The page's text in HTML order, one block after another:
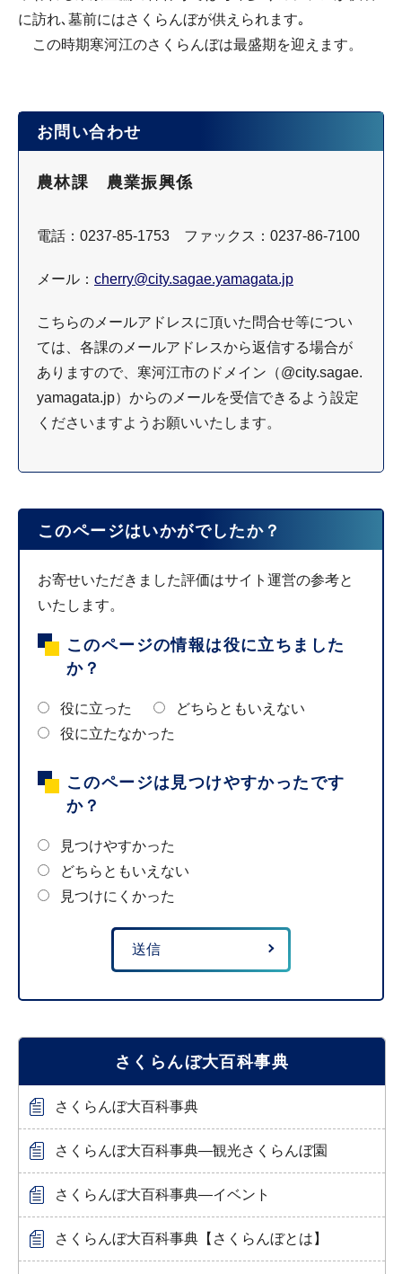
に訪れ､墓前にはさくらんぼが供えられます｡
この時期寒河江のさくらんぼは最盛期を迎えます。
お問い合わせ
農林課 農業振興係
電話：0237-85-1753 ファックス：0237-86-7100
メール： cherry@city.sagae.yamagata.jp
こちらのメールアドレスに頂いた問合せ等につい
ては、各課のメールアドレスから返信する場合が
ありますので、寒河江市のドメイン（@city.sagae.
yamagata.jp）からのメールを受信できるよう設定
くださいますようお願いいたします。
このページはいかがでしたか？
お寄せいただきました評価はサイト運営の参考と
いたします。
このページの情報は役に立ちました
か？
役に立った
どちらともいえない
役に立たなかった
このページは見つけやすかったです
か？
見つけやすかった
どちらともいえない
見つけにくかった
さくらんぼ大百科事典
さくらんぼ大百科事典
さくらんぼ大百科事典―観光さくらんぼ園
さくらんぼ大百科事典―イベント
さくらんぼ大百科事典【さくらんぼとは】